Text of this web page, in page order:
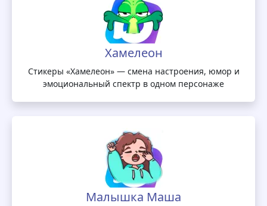
Хамелеон
Стикеры «Хамелеон» — смена настроения, юмор и
эмоциональный спектр в одном персонаже
Малышка Маша